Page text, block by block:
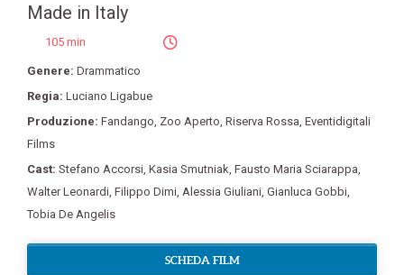
Made in Italy
105 min
Genere: Drammatico
Regia: Luciano Ligabue
Produzione: Fandango Zoo Aperto Riserva Rossa Eventidigitali
Films
Cast: Stefano Accorsi Kasia Smutniak Fausto Maria Sciarappa
Walter Leonardi Filippo Dimi Alessia Giuliani Gianluca Gobbi
Tobia De Angelis
SCHEDA FILM